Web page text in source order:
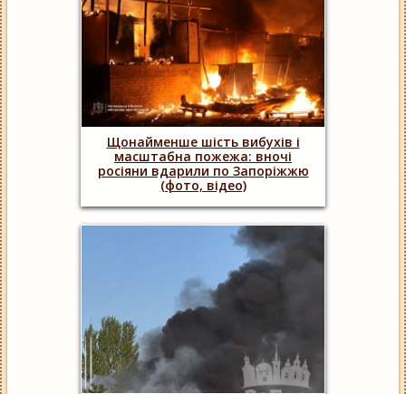
Щонайменше шість вибухів і
масштабна пожежа: вночі
росіяни вдарили по Запоріжжю
(фото, відео)